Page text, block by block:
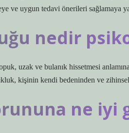
ve uygun tedavi önerileri sağlamaya
nedir
uzak ve bulanık hissetmesi
kişinin kendi bedeninden ve zihinsel
ne iyi